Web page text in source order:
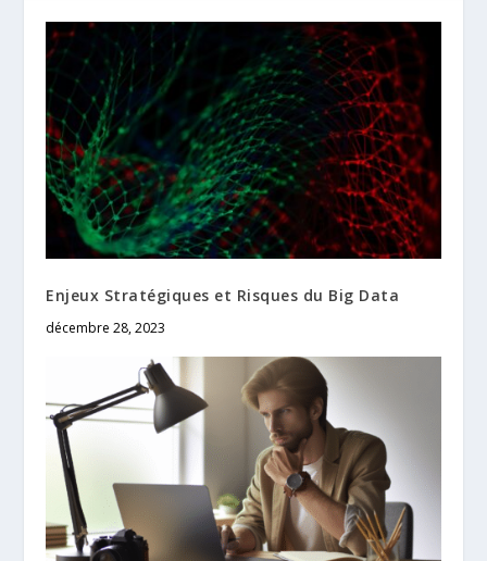
Enjeux Stratégiques et Risques du Big Data
décembre 28, 2023